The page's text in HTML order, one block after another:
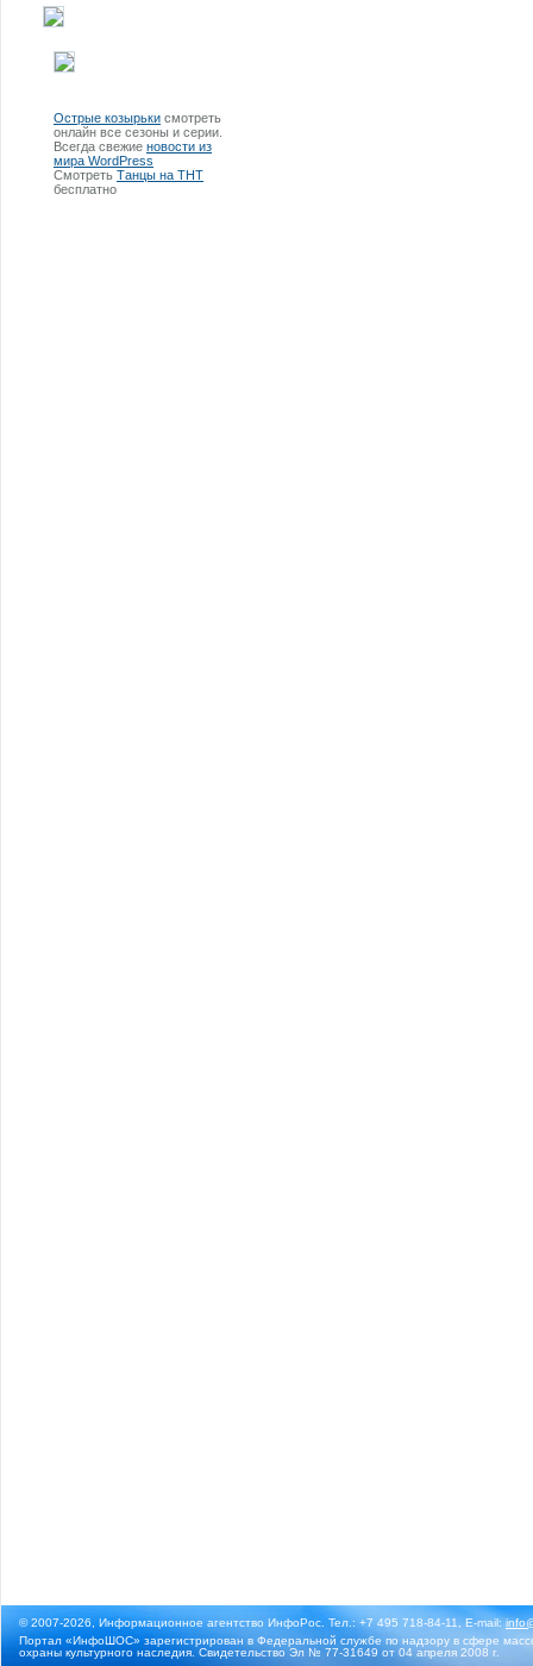
Острые козырьки смотреть
онлайн все сезоны и серии.
Всегда свежие новости из
мира WordPress
Смотреть Танцы на ТНТ
бесплатно
© 2007-2026, Информационное агентство ИнфоРос. Тел.: +7 495 718-84-11, E-mail:
Портал «ИнфоШОС» зарегистрирован в Федеральной службе по надзору в сфере
охраны культурного наследия. Свидетельство Эл № 77-31649 от 04 апреля 2008 г.